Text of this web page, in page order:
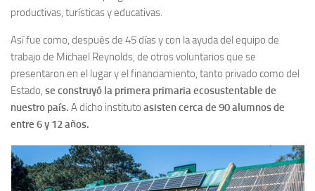
productivas, turísticas y educativas.
Así fue como, después de 45 días y con la ayuda del equipo de
trabajo de Michael Reynolds, de otros voluntarios que se
presentaron en el lugar y el financiamiento, tanto privado como del
Estado, se construyó la primera primaria ecosustentable de
nuestro país. A dicho instituto asisten cerca de 90 alumnos de
entre 6 y 12 años.